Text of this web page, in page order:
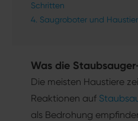
Schritten
Saugroboter und
Was die
Die meisten Haustiere
Reaktionen auf
als Bedrohung